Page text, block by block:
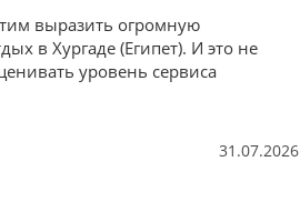
выразить огромную
в Хургаде (Египет). И это не
уровень сервиса
31.07.2026